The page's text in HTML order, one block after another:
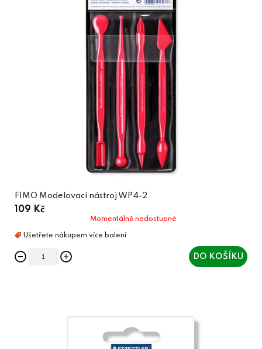
FIMO Modelovací nástroj WP4-2
109 Kč
Momentálně nedostupné
DO KOŠÍKU